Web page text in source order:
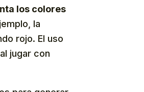
los colores
la
rojo. El uso
jugar con